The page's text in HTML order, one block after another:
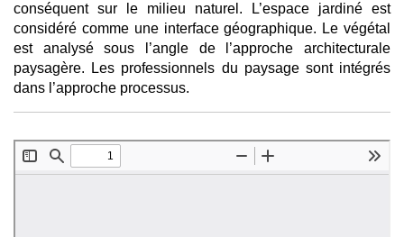
conséquent sur le milieu naturel. L’espace jardiné est
considéré comme une interface géographique. Le végétal
est analysé sous l’angle de l’approche architecturale
paysagère. Les professionnels du paysage sont intégrés
dans l’approche processus.